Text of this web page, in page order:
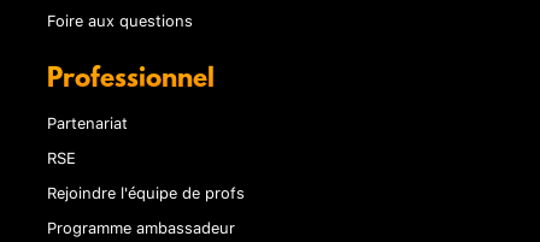
Foire aux questions
Professionnel
Partenariat
RSE
Rejoindre l'équipe de profs
Programme ambassadeur